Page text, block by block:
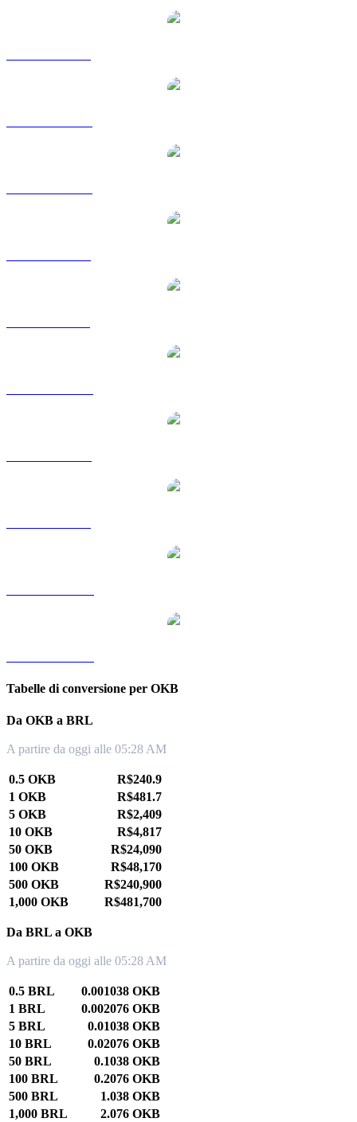
Tabelle di conversione per OKB
Da OKB a BRL
A partire da oggi alle 05:28 AM
0.5 OKB
R$240.9
1 OKB
R$481.7
5 OKB
R$2,409
10 OKB
R$4,817
50 OKB
R$24,090
100 OKB
R$48,170
500 OKB
R$240,900
1,000 OKB
R$481,700
Da BRL a OKB
A partire da oggi alle 05:28 AM
0.5 BRL
0.001038 OKB
1 BRL
0.002076 OKB
5 BRL
0.01038 OKB
10 BRL
0.02076 OKB
50 BRL
0.1038 OKB
100 BRL
0.2076 OKB
500 BRL
1.038 OKB
1,000 BRL
2.076 OKB